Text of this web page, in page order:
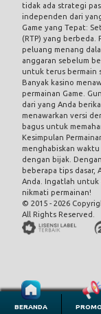
BERANDA
tidak ada strategi
independen dari
Game yang Tepat:
(RTP) yang
peluang menang
anggaran sebelum
untuk terus bermain
Banyak kasino
permainan Game.
dari yang Anda
menawarkan versi
bagus untuk
Kesimpulan
menghabiskan
dengan bijak.
beberapa tips dasar,
Anda. Ingatlah untuk
nikmati permainan!
© 2015 - 2026
All Rights Reserved.